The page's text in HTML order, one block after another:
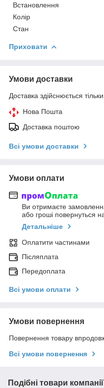
Встановлення
Колір
Стан
Приховати
Умови доставки
Доставка здійснюється
Нова Пошта
Доставка поштою
Всі умови доставки
Умови оплати
Ви отримаєте
або гроші повернуться
Детальніше
Оплатити частинами
Післяплата
Передоплата
Всі умови оплати
Умови повернення
Повернення товару
Всі умови повернення
Подібні товари компанії